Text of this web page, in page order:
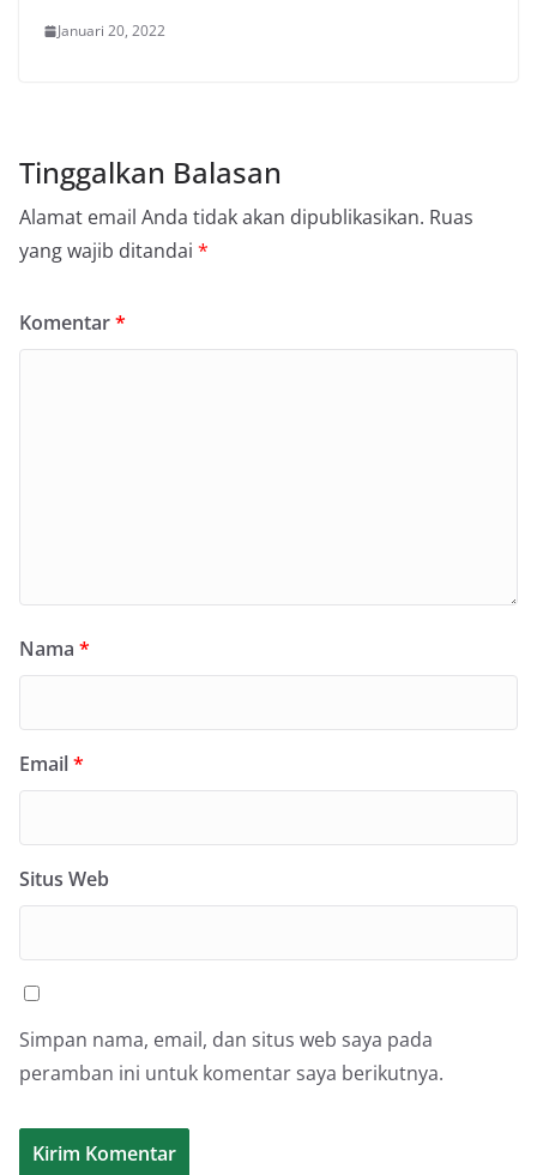
Januari 20, 2022
Tinggalkan Balasan
Alamat email Anda tidak akan dipublikasikan. Ruas
yang wajib ditandai *
Komentar*
Nama *
Email*
Situs Web
Simpan nama, email, dan situs web saya pada
peramban ini untuk komentar saya berikutnya.